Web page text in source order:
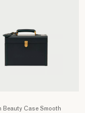
Beauty Case Smooth